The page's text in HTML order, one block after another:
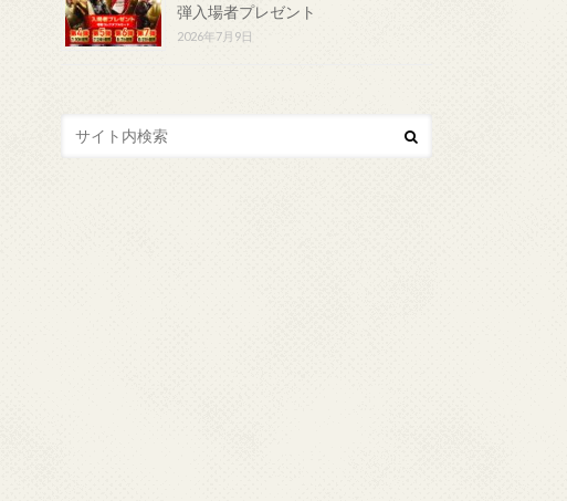
弾入場者プレゼント
2026年7月9日